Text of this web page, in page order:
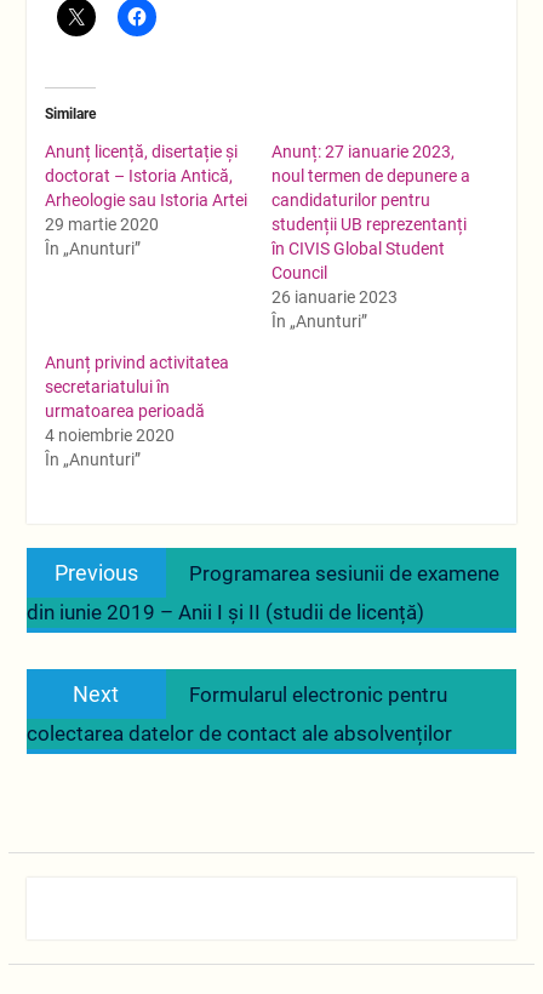
Similare
Anunț licență, disertație și
doctorat – Istoria Antică,
Arheologie sau Istoria Artei
29 martie 2020
În „Anunturi”
Anunț: 27 ianuarie 2023,
noul termen de depunere a
candidaturilor pentru
studenții UB reprezentanți
în CIVIS Global Student
Council
26 ianuarie 2023
În „Anunturi”
Anunț privind activitatea
secretariatului în
urmatoarea perioadă
4 noiembrie 2020
În „Anunturi”
Navigare
articole
Previous
post:
Programarea sesiunii de examene
din iunie 2019 – Anii I și II (studii de licență)
Next
post:
Formularul electronic pentru
colectarea datelor de contact ale absolvenților